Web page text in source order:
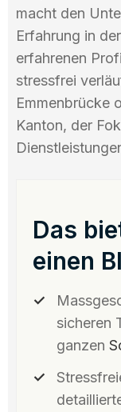
macht den
Erfahrung in
erfahrenen
stressfrei
Emmenbrücke
Kanton, der
Das
einen
sicheren
ganzen